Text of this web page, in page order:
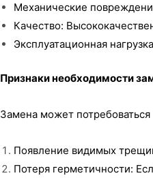
Механические
Качество:
Эксплуатационная
Признаки необходимости
Замена может
Появление видимых
Потеря герметичности: